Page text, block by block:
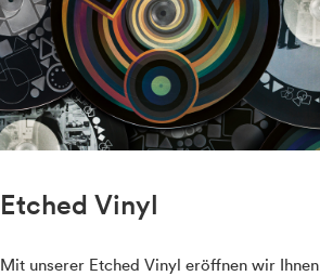
Etched Vinyl
Mit unserer Etched Vinyl eröffnen wir Ihnen